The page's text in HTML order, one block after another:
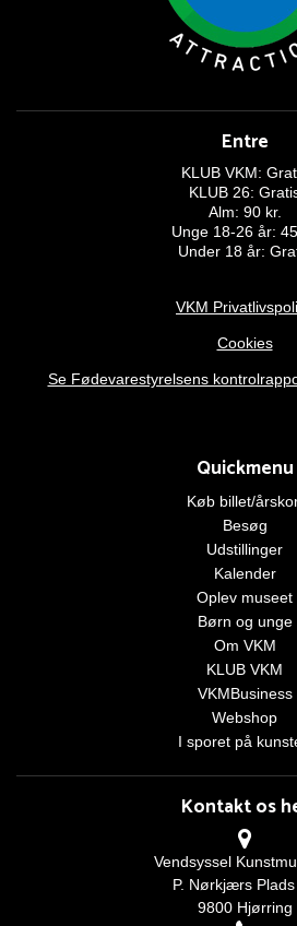
Entre
KLUB VKM:
KLUB 26:
Alm: 90 kr.
Unge 18-26 år:
Under 18 år:
VKM
Cookies
Se Fødevarestyrelsens
Quickmenu
Køb billet/
Besøg
Udstillinger
Kalender
Oplev museet
Børn og unge
Om VKM
KLUB VKM
VKMBusiness
Webshop
I sporet på
Kontakt os
Vendsyssel
P. Nørkjærs
9800 Hjørring